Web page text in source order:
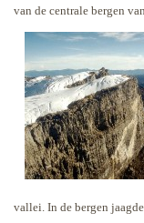
van de centrale bergen
vallei. In de bergen